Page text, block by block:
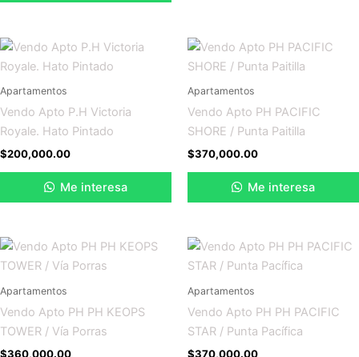
Apartamentos
Vendo Apto P.H Victoria
Royale. Hato Pintado
$200,000.00
Me interesa
Apartamentos
Vendo Apto PH PACIFIC
SHORE / Punta Paitilla
$370,000.00
Me interesa
Apartamentos
Vendo Apto PH PH KEOPS
TOWER / Vía Porras
$360,000.00
Apartamentos
Vendo Apto PH PH PACIFIC
STAR / Punta Pacífica
$370,000.00